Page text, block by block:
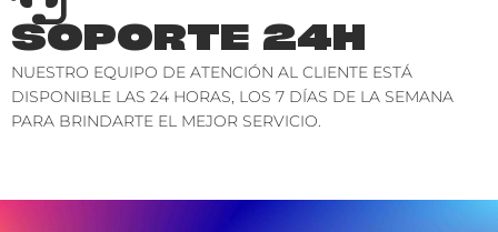
SOPORTE 24H
NUESTRO EQUIPO DE ATENCIÓN AL CLIENTE ESTÁ
DISPONIBLE LAS 24 HORAS, LOS 7 DÍAS DE LA SEMANA
PARA BRINDARTE EL MEJOR SERVICIO.